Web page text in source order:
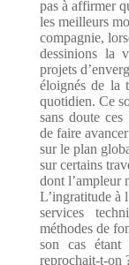
pas à affirmer
les meilleurs
compagnie,
dessinions la
projets
éloignés de la
quotidien. Ce
sans doute
de faire
sur le plan
sur certains
dont l’ampleur
L’ingratitude à
services
méthodes de
son cas
reprochait-t-on